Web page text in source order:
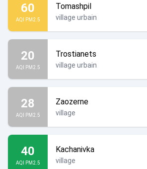
60
AQI PM2.5
Tomashpil
village urbain
20
AQI PM2.5
Trostianets
village urbain
28
AQI PM2.5
Zaozerne
village
40
AQI PM2.5
Kachanivka
village